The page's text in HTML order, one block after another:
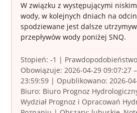
W związku z występującymi
wody, w kolejnych dniach na
spodziewane jest dalsze
przepływów wody poniżej SNQ.
Stopień: -1 |
Obowiązuje: 2026-04-29 09:07:27
23:59:59 | Opublikowano: 2026-
Biuro: Biuro Prognoz
Wydział Prognoz i Opracowań